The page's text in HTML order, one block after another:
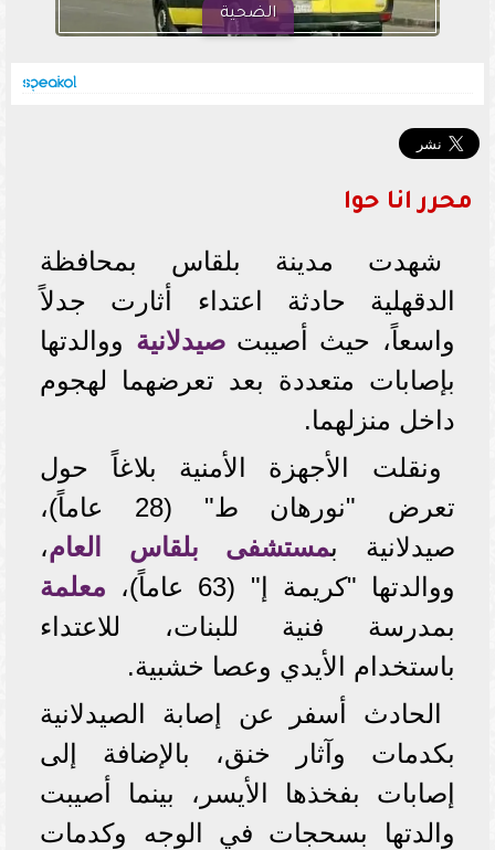
الضحية
محرر انا حوا
شهدت مدينة بلقاس بمحافظة
الدقهلية حادثة اعتداء أثارت جدلاً
واسعاً، حيث أصيبتصيدلانية ووالدتها
بإصابات متعددة بعد تعرضهما لهجوم
داخل منزلهما.
ونقلت الأجهزة الأمنية بلاغاً حول
تعرض "نورهان ط" (28 عاماً)،
صيدلانية بمستشفى بلقاس العام،
ووالدتها "كريمة إ" (63 عاماً)،
معلمة
بمدرسة فنية للبنات، للاعتداء
باستخدام الأيدي وعصا خشبية.
الحادث أسفر عن إصابة الصيدلانية
بكدمات وآثار خنق، بالإضافة إلى
إصابات بفخذها الأيسر، بينما أصيبت
والدتها بسحجات في الوجه وكدمات